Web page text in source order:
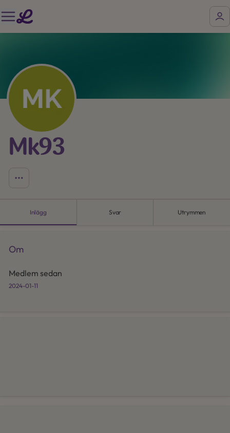
Mk93
Inlägg Svar Utrymmen
Om
Medlem sedan
2024-01-11